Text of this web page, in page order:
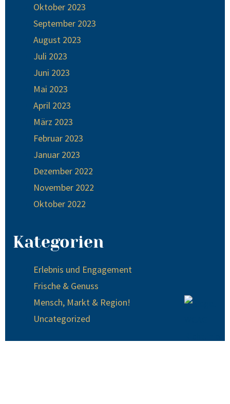
Oktober 2023
September 2023
August 2023
Juli 2023
Juni 2023
Mai 2023
April 2023
März 2023
Februar 2023
Januar 2023
Dezember 2022
November 2022
Oktober 2022
Kategorien
Erlebnis und Engagement
Frische & Genuss
Mensch, Markt & Region!
Uncategorized